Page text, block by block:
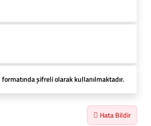
şifreli olarak kullanılmaktadır.
Hata Bildir